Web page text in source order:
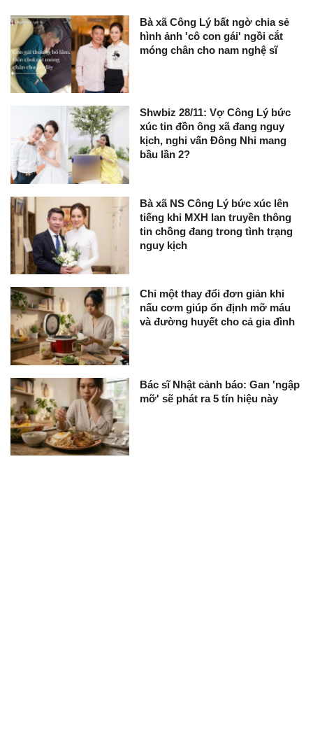
Bà xã Công Lý bất ngờ chia sẻ
hình ảnh 'cô con gái' ngồi cắt
móng chân cho nam nghệ sĩ
Shwbiz 28/11: Vợ Công Lý bức
xúc tin đồn ông xã đang nguy
kịch, nghi vấn Đông Nhi mang
bầu lần 2?
Bà xã NS Công Lý bức xúc lên
tiếng khi MXH lan truyền thông
tin chồng đang trong tình trạng
nguy kịch
Chỉ một thay đổi đơn giản khi
nấu cơm giúp ổn định mỡ máu
và đường huyết cho cả gia đình
Bác sĩ Nhật cảnh báo: Gan 'ngập
mỡ' sẽ phát ra 5 tín hiệu này